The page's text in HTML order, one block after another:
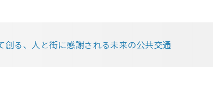
創る、人と街に感謝される未来の公共交通